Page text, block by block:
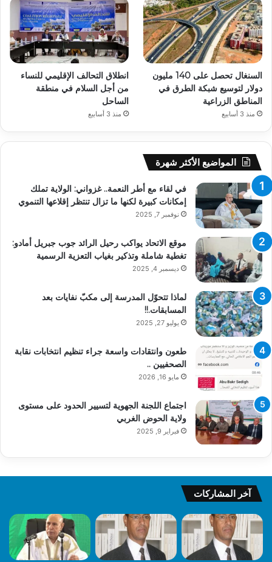
السنغال تحصل على 140 مليون
دولار لتوسيع شبكة الطرق في
المناطق الزراعية
منذ 3 أسابيع
انطلاق التحالف الإقليمي للنساء
من أجل السلام في منطقة
الساحل
منذ 3 أسابيع
المواضيع الأكثر شهرة
في لقاء مع أطر النعمة.. غزواني: الولاية تملك
إمكانات كبيرة لكنها ما تزال تنتظر إقلاعها التنموي
نوفمبر 7, 2025
موقع الاتحاد يواكب رحيل الرائد جوب جبريل أمادو:
تغطية شاملة وتذكير بغياب التعزية الرسمية
ديسمبر 4, 2025
لماذا تتحوّل المدرسة إلى مكبّ نفايات بعد
المسابقات.!!
يوليو 27, 2025
طعون وانتقادات واسعة جراء تنظيم انتخابات نقابة
الصحفيين ..
مايو 16, 2026
اجتماع اللجنة الجهوية لتسيير الحدود على مستوى
ولاية الحوض الغربي
فبراير 9, 2025
آخر المشاركات